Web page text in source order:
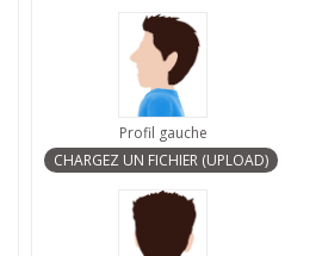
Profil gauche